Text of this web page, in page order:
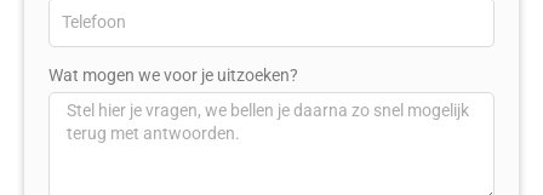
Wat mogen we voor je uitzoeken?